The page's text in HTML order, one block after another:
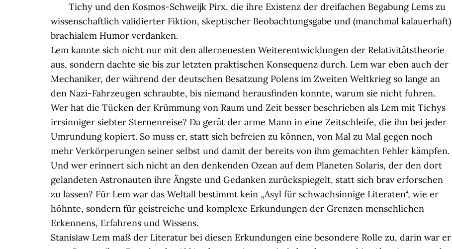
Tichy und den Kosmos-Schweijk Pirx, die ihre Existenz der dreifachen Begabung Lems zu
wissenschaftlich validierter Fiktion, skeptischer Beobachtungsgabe und (manchmal kalauerhaft)
brachialem Humor verdanken.
Lem kannte sich nicht nur mit den allerneuesten Weiterentwicklungen der Relativitätstheorie
aus, sondern dachte sie bis zur letzten praktischen Konsequenz durch. Lem war eben auch der
Mechaniker, der während der deutschen Besatzung Polens im Zweiten Weltkrieg so lange an
den Nazi-Fahrzeugen schraubte, bis niemand herausfinden konnte, warum sie nicht fuhren.
Wer hat die Tücken der Krümmung von Raum und Zeit besser beschrieben als Lem mit Tichys
irrsinniger siebter Sternenreise? Da gerät der arme Mann in eine Zeitschleife, die ihn bei jeder
Umrundung kopiert. So muss er, statt sich befreien zu können, von Mal zu Mal gegen noch
mehr Verkörperungen seiner selbst und damit der bereits von ihm gemachten Fehler kämpfen.
Und wer erinnert sich nicht an den denkenden Ozean auf dem Planeten Solaris, der den dort
gelandeten Astronauten ihre Ängste und Gedanken zurückspiegelt, statt sich brav erforschen
zu lassen? Für Lem war das Weltall bestimmt kein „Asyl für schwachsinnige Literaten“, wie er
höhnte, sondern für geistreiche und komplexe Erkundungen der Grenzen menschlichen
Erkennens, Erfahrens und Wissens.
Stanisław Lem maß der Literatur bei diesen Erkundungen eine besondere Rolle zu, darin war er